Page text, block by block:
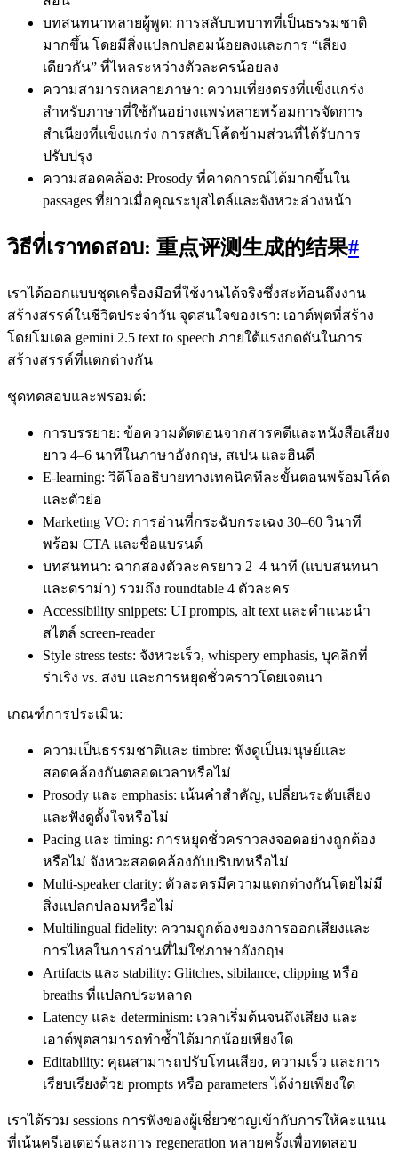
บทสนทนาหลายผู้พูด: การสลับบทบาทที่เป็นธรรมชาติ
มากขึ้น โดยมีสิ่งแปลกปลอมน้อยลงและการ “เสียง
เดียวกัน” ที่ไหลระหว่างตัวละครน้อยลง
ความสามารถหลายภาษา: ความเที่ยงตรงที่แข็งแกร่ง
สำหรับภาษาที่ใช้กันอย่างแพร่หลายพร้อมการจัดการ
สำเนียงที่แข็งแกร่ง การสลับโค้ดข้ามส่วนที่ได้รับการ
ปรับปรุง
ความสอดคล้อง: Prosody ที่คาดการณ์ได้มากขึ้นใน
passages ที่ยาวเมื่อคุณระบุสไตล์และจังหวะล่วงหน้า
วิธีที่เราทดสอบ: 重点评测生成的结果#
เราได้ออกแบบชุดเครื่องมือที่ใช้งานได้จริงซึ่งสะท้อนถึงงาน
สร้างสรรค์ในชีวิตประจำวัน จุดสนใจของเรา: เอาต์พุตที่สร้าง
โดยโมเดล gemini 2.5 text to speech ภายใต้แรงกดดันในการ
สร้างสรรค์ที่แตกต่างกัน
ชุดทดสอบและพรอมต์:
การบรรยาย: ข้อความตัดตอนจากสารคดีและหนังสือเสียง
ยาว 4–6 นาทีในภาษาอังกฤษ, สเปน และฮินดี
E‑learning: วิดีโออธิบายทางเทคนิคทีละขั้นตอนพร้อมโค้ด
และตัวย่อ
Marketing VO: การอ่านที่กระฉับกระเฉง 30–60 วินาที
พร้อม CTA และชื่อแบรนด์
บทสนทนา: ฉากสองตัวละครยาว 2–4 นาที (แบบสนทนา
และดราม่า) รวมถึง roundtable 4 ตัวละคร
Accessibility snippets: UI prompts, alt text และคำแนะนำ
สไตล์ screen‑reader
Style stress tests: จังหวะเร็ว, whispery emphasis, บุคลิกที่
ร่าเริง vs. สงบ และการหยุดชั่วคราวโดยเจตนา
เกณฑ์การประเมิน:
ความเป็นธรรมชาติและ timbre: ฟังดูเป็นมนุษย์และ
สอดคล้องกันตลอดเวลาหรือไม่
Prosody และ emphasis: เน้นคำสำคัญ, เปลี่ยนระดับเสียง
และฟังดูตั้งใจหรือไม่
Pacing และ timing: การหยุดชั่วคราวลงจอดอย่างถูกต้อง
หรือไม่ จังหวะสอดคล้องกับบริบทหรือไม่
Multi‑speaker clarity: ตัวละครมีความแตกต่างกันโดยไม่มี
สิ่งแปลกปลอมหรือไม่
Multilingual fidelity: ความถูกต้องของการออกเสียงและ
การไหลในการอ่านที่ไม่ใช่ภาษาอังกฤษ
Artifacts และ stability: Glitches, sibilance, clipping หรือ
breaths ที่แปลกประหลาด
Latency และ determinism: เวลาเริ่มต้นจนถึงเสียง และ
เอาต์พุตสามารถทำซ้ำได้มากน้อยเพียงใด
Editability: คุณสามารถปรับโทนเสียง, ความเร็ว และการ
เรียบเรียงด้วย prompts หรือ parameters ได้ง่ายเพียงใด
เราได้รวม sessions การฟังของผู้เชี่ยวชาญเข้ากับการให้คะแนน
ที่เน้นครีเอเตอร์และการ regeneration หลายครั้งเพื่อทดสอบ